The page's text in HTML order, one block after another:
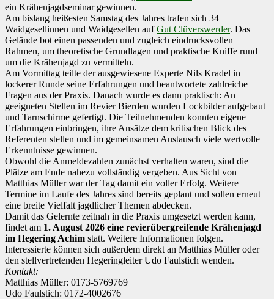
ein Krähenjagdseminar gewinnen.
Am bislang heißesten Samstag des Jahres trafen sich 34
Waidgesellinnen und Waidgesellen aufGut Clüverswerder. Das
Gelände bot einen passenden und zugleich eindrucksvollen
Rahmen, um theoretische Grundlagen und praktische Kniffe rund
um die Krähenjagd zu vermitteln.
Am Vormittag teilte der ausgewiesene Experte Nils Kradel in
lockerer Runde seine Erfahrungen und beantwortete zahlreiche
Fragen aus der Praxis. Danach wurde es dann praktisch: An
geeigneten Stellen im Revier Bierden wurden Lockbilder aufgebaut
und Tarnschirme gefertigt. Die Teilnehmenden konnten eigene
Erfahrungen einbringen, ihre Ansätze dem kritischen Blick des
Referenten stellen und im gemeinsamen Austausch viele wertvolle
Erkenntnisse gewinnen.
Obwohl die Anmeldezahlen zunächst verhalten waren, sind die
Plätze am Ende nahezu vollständig vergeben. Aus Sicht von
Matthias Müller war der Tag damit ein voller Erfolg. Weitere
Termine im Laufe des Jahres sind bereits geplant und sollen erneut
eine breite Vielfalt jagdlicher Themen abdecken.
Damit das Gelernte zeitnah in die Praxis umgesetzt werden kann,
findet am 1. August 2026 eine revierübergreifende Krähenjagd
im Hegering Achim statt. Weitere Informationen folgen.
Interessierte können sich außerdem direkt an Matthias Müller oder
den stellvertretenden Hegeringleiter Udo Faulstich wenden.
Kontakt:
Matthias Müller: 0173-5769769
Udo Faulstich: 0172-4002676